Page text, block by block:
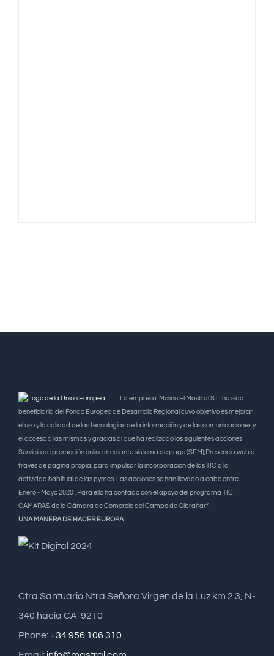
La empresa: Molino El Mastral S.L. ha sido
beneficiaria del Fondo Europeo de Desarrollo Regional cuyo objetivo es mejorar
el uso y la calidad de las tecnologías de la información y de las comunicaciones y
el acceso a las mismas y gracias al que ha realizado los siguientes acciones
Servicio de promoción online mediante sistema de pago (SEM),Presencia web a
través de página propia. para impulsar la incorporación de las TIC a la
actividad habitual de las pymes. Las acciones se han llevado a cabo entre
Enero - Mayo 2020 . Para ello ha contado con el apoyo del programa TIC
CAMARAS de la Cámara de Comercio del Campo de Gibraltar”
UNA MANERA DE HACER EUROPA
Ctra Santuario Ntra Señora Virgen de la Luz km 2.3, N-
340 hacia CA-9210
Phone:+34 956 106 310